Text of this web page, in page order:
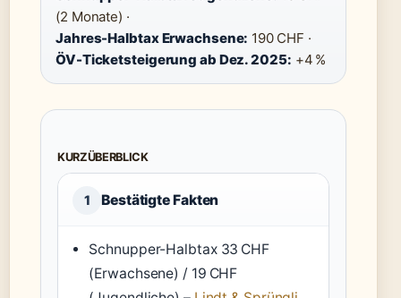
(2 Monate) ·
Jahres-Halbtax Erwachsene: 190 CHF ·
ÖV-Ticketsteigerung ab Dez. 2025: +4 %
KURZÜBERBLICK
1 Bestätigte Fakten
Schnupper-Halbtax 33 CHF
(Erwachsene) / 19 CHF